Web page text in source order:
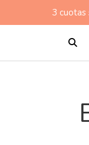
3 cuotas